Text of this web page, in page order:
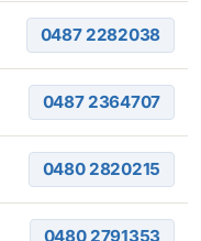
0487 2282038
0487 2364707
0480 2820215
0480 2791353